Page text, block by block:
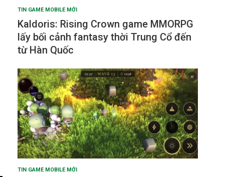
TIN GAME MOBILE MỚI
Kaldoris: Rising Crown game MMORPG
lấy bối cảnh fantasy thời Trung Cổ đến
từ Hàn Quốc
TIN GAME MOBILE MỚI